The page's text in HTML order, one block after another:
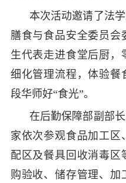
本次活动邀请了法
膳食与食品安全委员会
生代表走进食堂后厨，
细化管理流程，体验餐
段华师好“食光”。
在后勤保障部副部
家依次参观食品加工区
配区及餐具回收消毒区
购验收、储存管理、加